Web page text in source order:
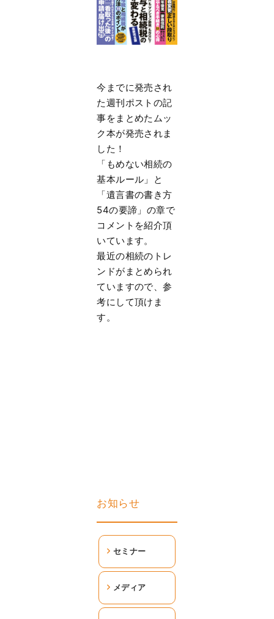
今までに発売され
た週刊ポストの記
事をまとめたムッ
ク本が発売されま
した！
「もめない相続の
基本ルール」と
「遺言書の書き方
54の要諦」の章で
コメントを紹介頂
いています。
最近の相続のトレ
ンドがまとめられ
ていますので、参
考にして頂けま
す。
お知らせ
セミナー
メディア